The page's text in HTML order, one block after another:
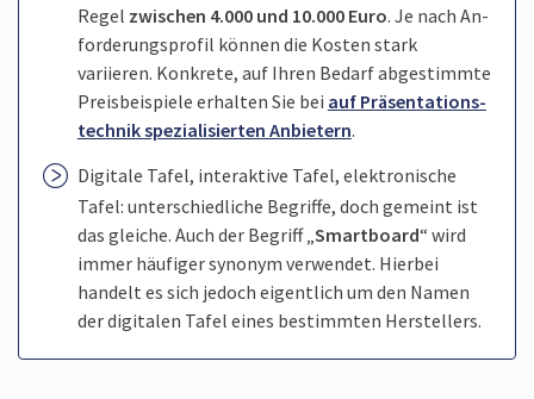
Regel zwischen 4.000 und 10.000 Euro. Je nach An­
forderungs­profil können die Kosten stark
variieren. Konkrete, auf Ihren Bedarf abgestimmte
Preis­beispiele erhalten Sie bei auf Präsentations­
technik spezialisierten Anbietern.
Digitale Tafel, interaktive Tafel, elektronische
Tafel: unter­schiedliche Begriffe, doch gemeint ist
das gleiche. Auch der Begriff „Smartboard“ wird
immer häufiger synonym verwendet. Hierbei
handelt es sich jedoch eigentlich um den Namen
der digitalen Tafel eines bestimmten Herstellers.